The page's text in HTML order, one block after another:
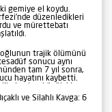
gemiye el koydu.
düzenledikleri
ve mürettebatı
oğlunun trajik ölümünü
sonucu aynı
tam 7 yıl sonra,
hayatını kaybetti.
olayı büyük bir
ve Silahlı Kavga: 6